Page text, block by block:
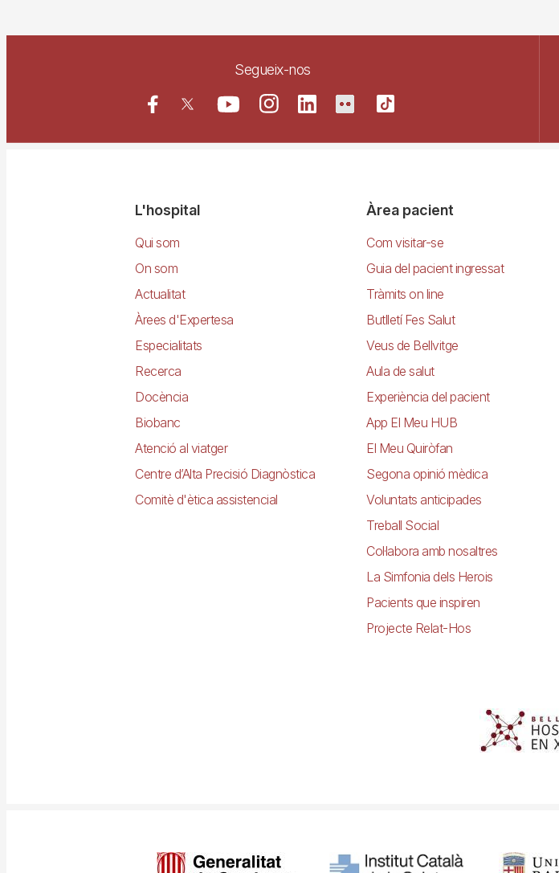
Segueix-nos
NavegacióL'hospital
Qui som
On som
Actualitat
Àrees d'Expertesa
Especialitats
Recerca
Docència
Biobanc
Atenció al viatger
Centre d’Alta Precisió Diagnòstica
Comitè d'ètica assistencial
Àrea pacient
Com visitar-se
Guia del pacient ingressat
Tràmits on line
Butlletí Fes Salut
Veus de Bellvitge
Aula de salut
Experiència del pacient
App El Meu HUB
El Meu Quiròfan
Segona opinió mèdica
Voluntats anticipades
Treball Social
Col·labora amb nosaltres
La Simfonia dels Herois
Pacients que inspiren
Projecte Relat-Hos